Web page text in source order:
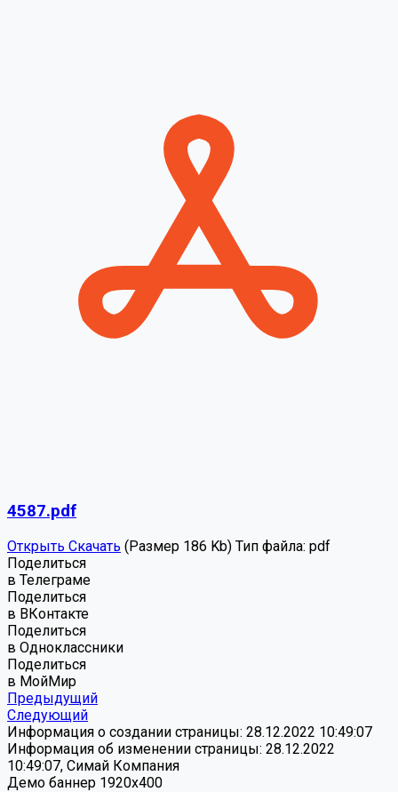
4587.pdf
Открыть Скачать (Размер 186 Kb) Тип файла: pdf
Поделиться
в Телеграме
Поделиться
в ВКонтакте
Поделиться
в Одноклассники
Поделиться
в МойМир
Предыдущий
Следующий
Информация о создании страницы: 28.12.2022 10:49:07
Информация об изменении страницы: 28.12.2022
10:49:07, Симай Компания
Демо баннер 1920х400